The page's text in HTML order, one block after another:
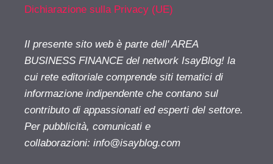
Dichiarazione sulla Privacy (UE)
Il presente sito web è parte dell' AREA
BUSINESS FINANCE del network IsayBlog! la
cui rete editoriale comprende siti tematici di
informazione indipendente che contano sul
contributo di appassionati ed esperti del settore.
Per pubblicità, comunicati e
collaborazioni: info@isayblog.com